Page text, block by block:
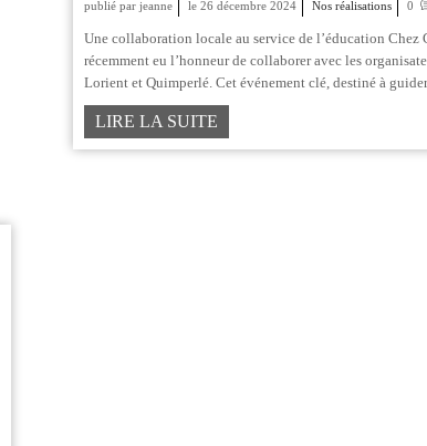
publié par jeanne le 26 décembre 2024 Nos réalisations 0
Une collaboration locale au service de l’éducation Chez
récemment eu l’honneur de collaborer avec les
Lorient et Quimperlé. Cet événement clé, destiné à
LIRE LA SUITE